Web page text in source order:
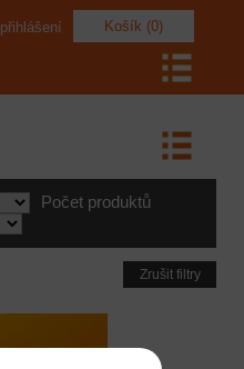
Košík (0)
přihlášení
Počet produktů
Zrušit filtry